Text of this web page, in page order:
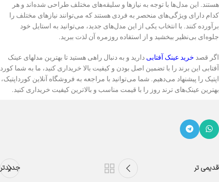
هستند. این مدل‌ها با توجه به نیازها و سلیقه‌های مختلف طراحی شده‌اند و هر
کدام دارای ویژگی‌های منحصر به فردی هستند که می‌توانند نیازهای مختلف را
برآورده کنند. با انتخاب یکی از این مدل‌های جدید، می‌توانید به استایل خود
جلوه‌ای بی‌نظیر ببخشید و از استفاده روزمره آن لذت ببرید.
اگر قصد خرید عینک آفتابی
دارید و به دنبال راهی هستید تا بهترین مدل‎های عینک
آفتابی این برند را با تضمین اصل بودن و کیفیت بالا خریداری کنید، ما به شما کورد
اپتیک را پیشنهاد می‌دهیم. شما می‌توانید با مراجعه به فروشگاه آنلاین کورداپتیک،
بهترین عینک‌های ترند روز را با قیمت مناسب و بالاترین کیفیت خریداری کنید.
جدیدتر قدیمی تر